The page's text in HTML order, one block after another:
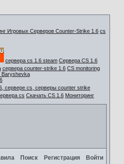
cs
сервера cs 1.6 steam Сервера CS 1.6
сервера counter-strike 1.6 CS monitoring
Baryshevka
cs Скачать CS 1.6 Мониторинг
Поиск Регистрация Войти